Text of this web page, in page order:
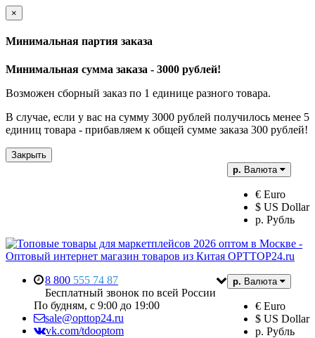
×
Минимальная партия заказа
Минимальная сумма заказа - 3000 рублей!
Возможен сборный заказ по 1 единице разного товара.
В случае, если у вас на сумму 3000 рублей получилось менее 5
единиц товара - прибавляем к общей сумме заказа 300 рублей!
Закрыть
р. Валюта
€ Euro
$ US Dollar
р. Рубль
р. Валюта
€ Euro
$ US Dollar
р. Рубль
8 800 555 74 87
Бесплатный звонок по всей России
По будням, с 9:00 до 19:00
sale@opttop24.ru
vk.com/tdooptom